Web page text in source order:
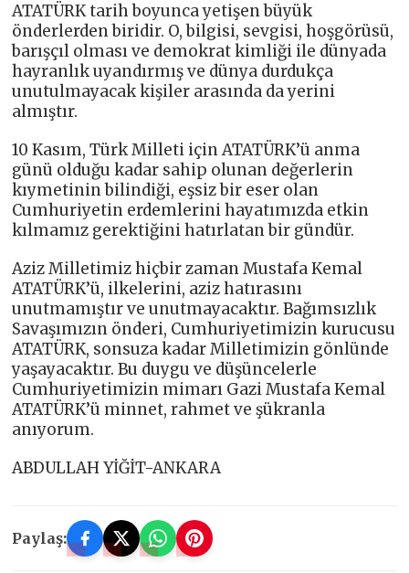
ATATÜRK tarih boyunca yetişen büyük
önderlerden biridir. O, bilgisi, sevgisi, hoşgörüsü,
barışçıl olması ve demokrat kimliği ile dünyada
hayranlık uyandırmış ve dünya durdukça
unutulmayacak kişiler arasında da yerini
almıştır.
10 Kasım, Türk Milleti için ATATÜRK’ü anma
günü olduğu kadar sahip olunan değerlerin
kıymetinin bilindiği, eşsiz bir eser olan
Cumhuriyetin erdemlerini hayatımızda etkin
kılmamız gerektiğini hatırlatan bir gündür.
Aziz Milletimiz hiçbir zaman Mustafa Kemal
ATATÜRK’ü, ilkelerini, aziz hatırasını
unutmamıştır ve unutmayacaktır. Bağımsızlık
Savaşımızın önderi, Cumhuriyetimizin kurucusu
ATATÜRK, sonsuza kadar Milletimizin gönlünde
yaşayacaktır. Bu duygu ve düşüncelerle
Cumhuriyetimizin mimarı Gazi Mustafa Kemal
ATATÜRK’ü minnet, rahmet ve şükranla
anıyorum.
ABDULLAH YİĞİT-ANKARA
Paylaş: